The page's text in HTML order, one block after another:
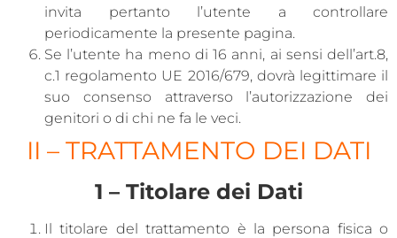
invita pertanto l’utente a controllare
periodicamente la presente pagina.
Se l’utente ha meno di 16 anni, ai sensi dell’art.8,
c.1 regolamento UE 2016/679, dovrà legittimare il
suo consenso attraverso l’autorizzazione dei
genitori o di chi ne fa le veci.
II – TRATTAMENTO DEI DATI
1 – Titolare dei Dati
Il titolare del trattamento è la persona fisica o